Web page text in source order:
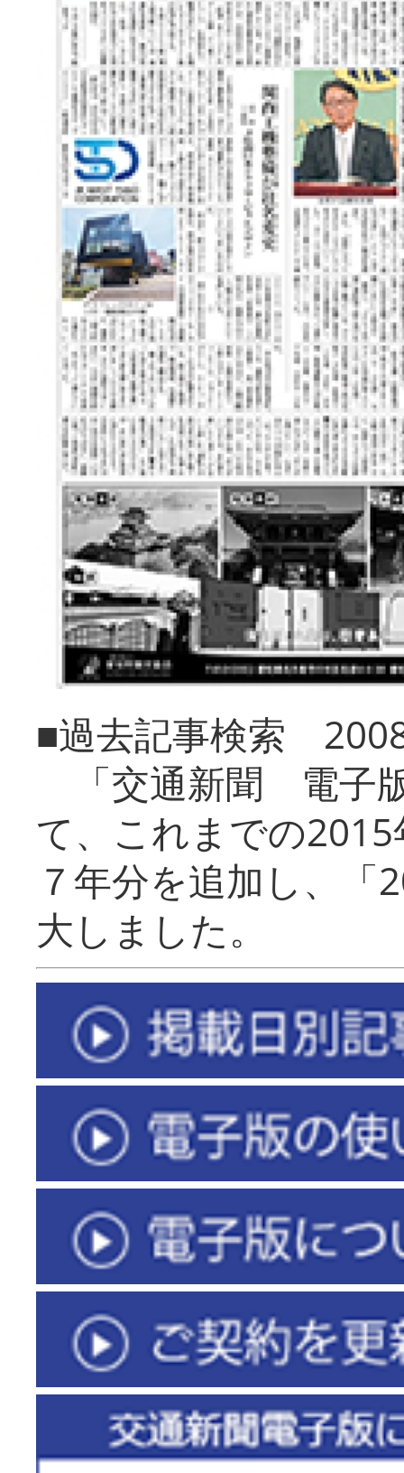
■過去記事検索
「交通新聞 電子
て、これまでの
７年分を追加し、「
大しまし